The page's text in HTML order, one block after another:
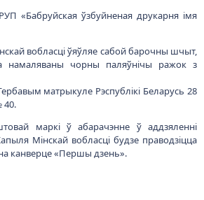
«Бабруйская ўзбуйненая друкарня імя
вобласці ўяўляе сабой барочны шчыт,
намаляваны чорны паляўнічы ражок з
матрыкуле Рэспублікі Беларусь 28
40.
маркі ў абарачэнне ў аддзяленні
Мінскай вобласці будзе праводзіцца
канверце «Першы дзень».